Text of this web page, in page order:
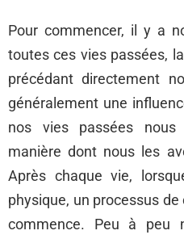
Pour commencer, il y a
toutes ces vies passées,
précédant directement
généralement une
nos vies passées
manière dont nous les
Après chaque vie,
physique, un processus
commence. Peu à peu